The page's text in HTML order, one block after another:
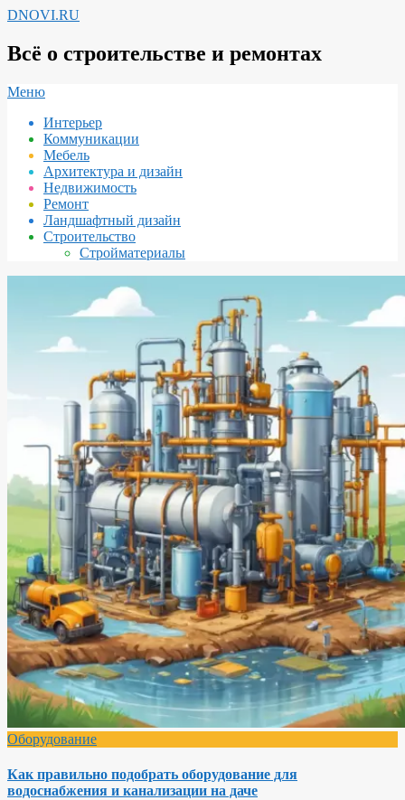
Перейти
содержимому
DNOVI.RU
Всё о строительстве и ремонтах
Вторичное
навигации
Меню
Интерьер
Коммуникации
Мебель
Архитектура и дизайн
Недвижимость
Ремонт
Ландшафтный дизайн
Строительство
Стройматериалы
Оборудование
Как правильно подобрать оборудование для
водоснабжения и канализации на даче